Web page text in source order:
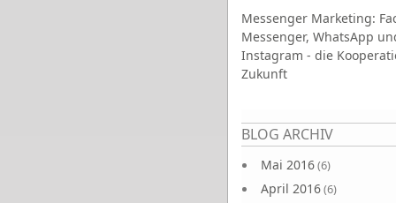
Messenger Marketing:
Messenger, WhatsApp
Instagram - die
Zukunft
BLOG ARCHIV
Mai 2016(6)
April 2016(6)
Seiten